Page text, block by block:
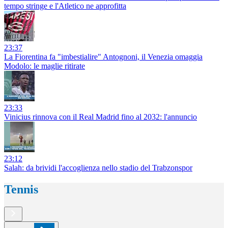
tempo stringe e l'Atletico ne approfitta
23:37
La Fiorentina fa "imbestialire" Antognoni, il Venezia omaggia
Modolo: le maglie ritirate
23:33
Vinicius rinnova con il Real Madrid fino al 2032: l'annuncio
23:12
Salah: da brividi l'accoglienza nello stadio del Trabzonspor
Tennis